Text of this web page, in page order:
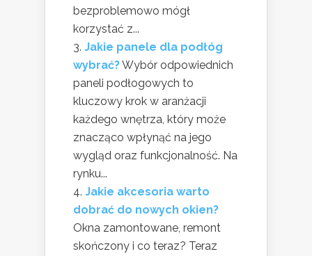
bezproblemowo mógł
korzystać z...
Jakie panele dla podłóg
wybrać?Wybór odpowiednich
paneli podłogowych to
kluczowy krok w aranżacji
każdego wnętrza, który może
znacząco wpłynąć na jego
wygląd oraz funkcjonalność. Na
rynku...
Jakie akcesoria warto
dobrać do nowych okien?
Okna zamontowane, remont
skończony i co teraz? Teraz